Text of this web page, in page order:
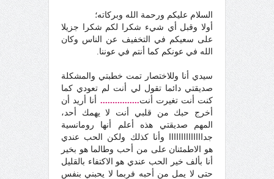
السلام عليكم ورحمة الله وبركاته؛
أولا وقبل أي شيء شكرا لكم شكرا جزيلا
على سعيكم في التخفيف عن الناس وكان
الله في عونكم كما أنتم في عوننا.
سيدي أنا وللاختصار تمت خطبتي والمشكلة
صديقتي دائما تقول لي أنت لم تعودي كما
كنت أنت تغيرت أنت................ أنا أريد أن
أخرج حبك من قلبي أنت لا يهمك أحد،
المهم صديقتي هذه أعلم أنها رومانسية
جداااااااااااااا وأنا كذلك ولكن الحب عندي
هو الاطمئنان على من أحب وطالما هو بخير
أنا بألف خير الحب عندي هو الاكتفاء بالقليل
حتى لا يمل من أحبه فربما لا يحبني بنفس